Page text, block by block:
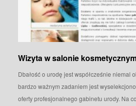
Wizyta w salonie
Dbałość o urodę jest współcześnie niemal
bardzo ważnym zadaniem jest
oferty profesjonalnego gabinetu urody. Na